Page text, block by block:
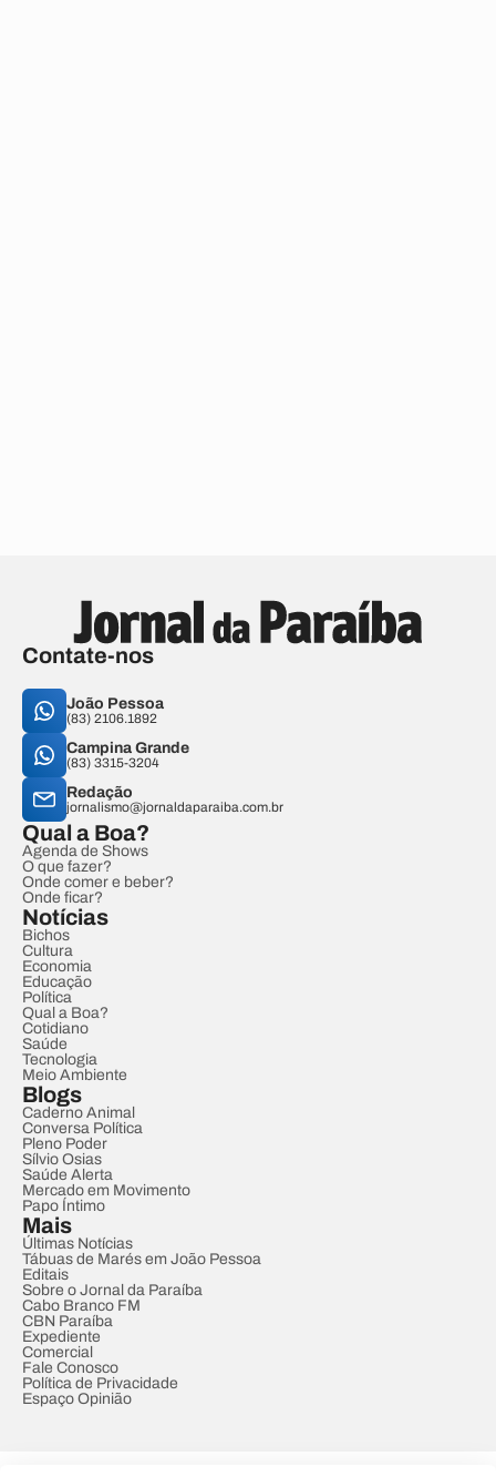
Contate-nos
João Pessoa
(83) 2106.1892
Campina Grande
(83) 3315-3204
Redação
jornalismo@jornaldaparaiba.com.br
Qual a Boa?
Agenda de Shows
O que fazer?
Onde comer e beber?
Onde ficar?
Notícias
Bichos
Cultura
Economia
Educação
Política
Qual a Boa?
Cotidiano
Saúde
Tecnologia
Meio Ambiente
Blogs
Caderno Animal
Conversa Política
Pleno Poder
Sílvio Osias
Saúde Alerta
Mercado em Movimento
Papo Íntimo
Mais
Últimas Notícias
Tábuas de Marés em João Pessoa
Editais
Sobre o Jornal da Paraíba
Cabo Branco FM
CBN Paraíba
Expediente
Comercial
Fale Conosco
Política de Privacidade
Espaço Opinião